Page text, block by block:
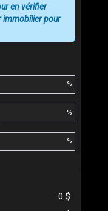
%
%
%
en vérifier
immobilier pour
0 $